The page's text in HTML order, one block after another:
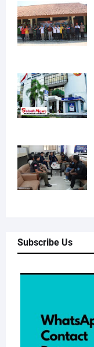
Subscribe Us